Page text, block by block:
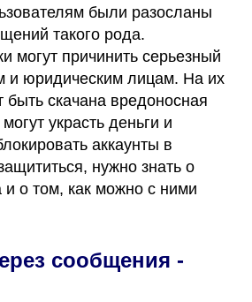
были разосланы
такого рода.
могут причинить серьезный
и юридическим лицам. На их
быть скачана вредоносная
украсть деньги и
аккаунты в
нужно знать о
о том, как можно с ними
сообщения -